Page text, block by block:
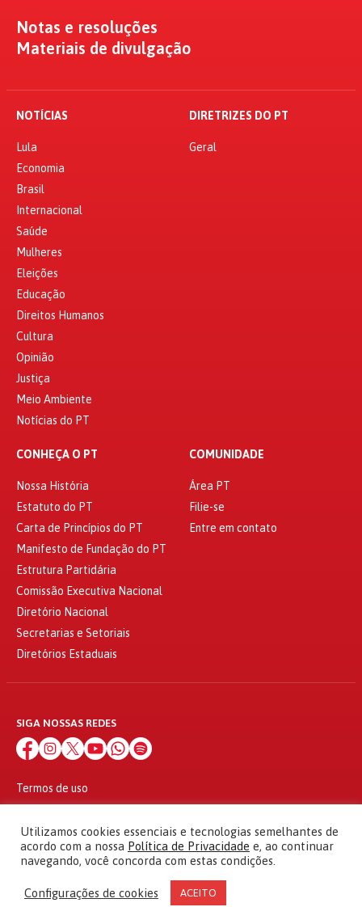
Notas e resoluções
Materiais de divulgação
NOTÍCIAS
Lula
Economia
Brasil
Internacional
Saúde
Mulheres
Eleições
Educação
Direitos Humanos
Cultura
Opinião
Justiça
Meio Ambiente
Notícias do PT
DIRETRIZES DO PT
Geral
CONHEÇA O PT
Nossa História
Estatuto do PT
Carta de Princípios do PT
Manifesto de Fundação do PT
Estrutura Partidária
Comissão Executiva Nacional
Diretório Nacional
Secretarias e Setoriais
Diretórios Estaduais
COMUNIDADE
Área PT
Filie-se
Entre em contato
SIGA NOSSAS REDES
Termos de uso
© 2010 - 2026
Partido dos Trabalhadores Todos os direitos reservados
Utilizamos cookies essenciais e tecnologias semelhantes de
acordo com a nossa Política de Privacidade e, ao continuar
navegando, você concorda com estas condições.
Configurações de cookies ACEITO